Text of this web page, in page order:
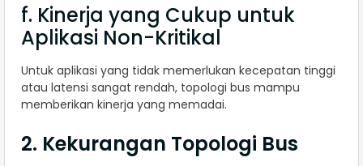
f. Kinerja yang Cukup untuk
Aplikasi Non-Kritikal
Untuk aplikasi yang tidak memerlukan kecepatan tinggi
atau latensi sangat rendah, topologi bus mampu
memberikan kinerja yang memadai.
2. Kekurangan Topologi Bus